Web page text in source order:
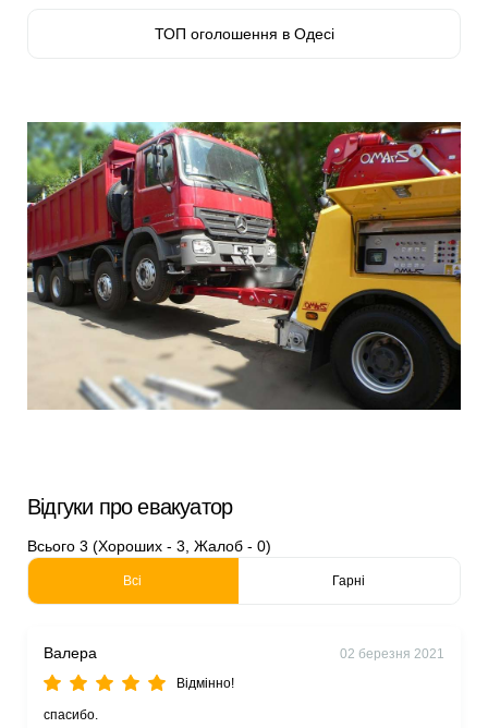
ТОП оголошення в Одесі
Відгуки про евакуатор
Всього 3 (Хороших - 3, Жалоб - 0)
Всі Гарні
Валера
02 березня 2021
Відмінно!
спасибо.